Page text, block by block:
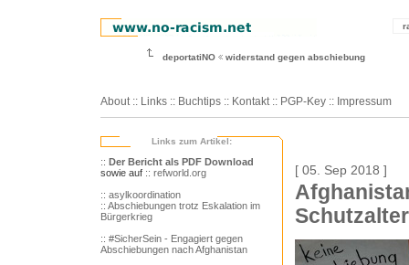
deportatiNO widerstand gegen abschiebung
About :: Links :: Buchtips :: Kontakt :: PGP-Key :: Impressum
Links zum Artikel:
:: Der Bericht als PDF Download
sowie auf :: refworld.org
:: asylkoordination
:: Abschiebungen trotz Eskalation im
Bürgerkrieg
:: #SicherSein - Engagiert gegen
Abschiebungen nach Afghanistan
[ 05. Sep 2018 ]